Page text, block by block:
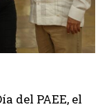
del PAEE, el